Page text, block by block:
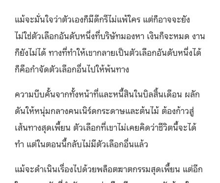
แม้จะมั่นใจว่าตัวเองก็มีดีกรีไม่แพ้ใคร แต่ก็อาจจะยัง
ไม่ใช่ตัวเลือกอันดับหนึ่งที่บริษัทมองหา เงินก็จะหมด งาน
ก็ยังไม่ได้ ทางที่ทำให้เขากลายเป็นตัวเลือกอันดับหนึ่งได้
ก็คือกำจัดตัวเลือกอื่นไปให้พ้นทาง
ความบีบคั้นจากทั้งหน้าที่และหนี้สินในบิลสิ้นเดือน ผลัก
ดันให้หนุ่มกลางคนเนิร์ดกระดาษและต้นไม้ ต้องก้าวสู่
เส้นทางสุดเพี้ยน ตัวเลือกที่เขาไม่เคยคิดว่าชีวิตนี้จะได้
ทำ แต่ในตอนนี้กลับไม่มีตัวเลือกอื่นแล้ว
แม้จะดำเนินเรื่องไปด้วยพล็อตฆาตกรรมสุดเพี้ยน แต่อีก